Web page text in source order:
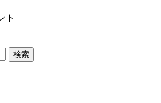
ト
検索